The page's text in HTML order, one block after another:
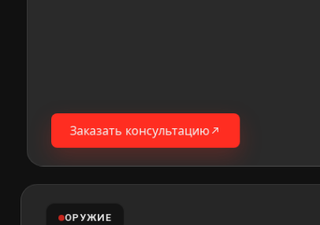
Заказать консультацию
ОРУЖИЕ